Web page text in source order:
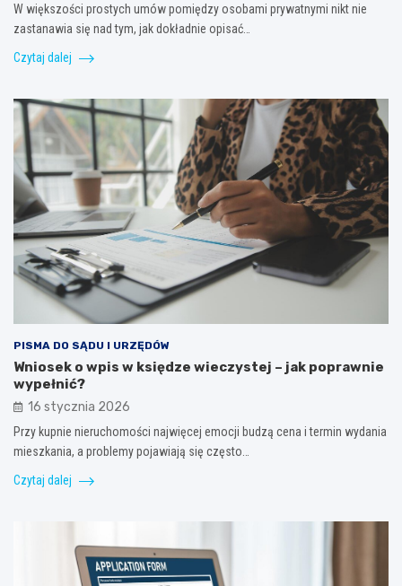
W większości prostych umów pomiędzy osobami prywatnymi nikt nie
zastanawia się nad tym, jak dokładnie opisać…
Czytaj dalej
PISMA DO SĄDU I URZĘDÓW
Wniosek o wpis w księdze wieczystej – jak poprawnie
wypełnić?
16 stycznia 2026
Przy kupnie nieruchomości najwięcej emocji budzą cena i termin wydania
mieszkania, a problemy pojawiają się często…
Czytaj dalej